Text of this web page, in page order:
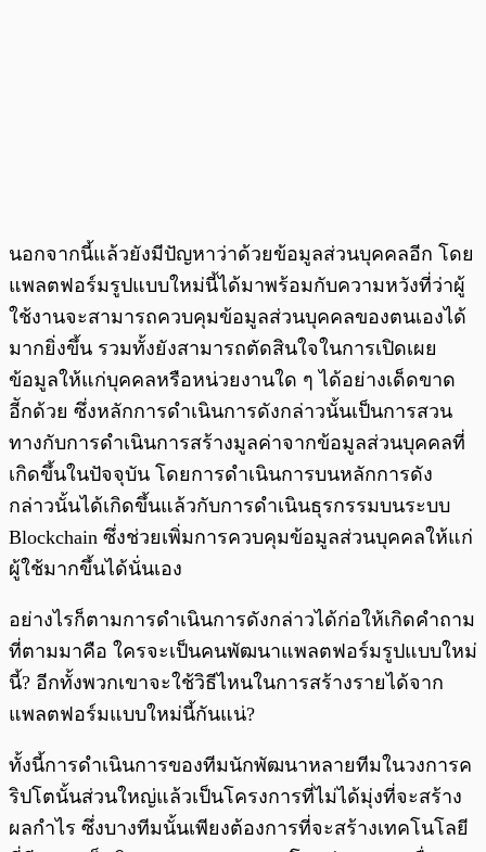
นอกจากนี้แล้วยังมีปัญหาว่าด้วยข้อมูลส่วนบุคคลอีก โดย
แพลตฟอร์มรูปแบบใหม่นี้ได้มาพร้อมกับความหวังที่ว่าผู้
ใช้งานจะสามารถควบคุมข้อมูลส่วนบุคคลของตนเองได้
มากยิ่งขึ้น รวมทั้งยังสามารถตัดสินใจในการเปิดเผย
ข้อมูลให้แก่บุคคลหรือหน่วยงานใด ๆ ได้อย่างเด็ดขาด
อีักด้วย ซึ่งหลักการดำเนินการดังกล่าวนั้นเป็นการสวน
ทางกับการดำเนินการสร้างมูลค่าจากข้อมูลส่วนบุคคลที่
เกิดขึ้นในปัจจุบัน โดยการดำเนินการบนหลักการดัง
กล่าวนั้นได้เกิดขึ้นแล้วกับการดำเนินธุรกรรมบนระบบ
Blockchain ซึ่งช่วยเพิ่มการควบคุมข้อมูลส่วนบุคคลให้แก่
ผู้ใช้มากขึ้นได้นั่นเอง
อย่างไรก็ตามการดำเนินการดังกล่าวได้ก่อให้เกิดคำถาม
ที่ตามมาคือ ใครจะเป็นคนพัฒนาแพลตฟอร์มรูปแบบใหม่
นี้? อีกทั้งพวกเขาจะใช้วิธีไหนในการสร้างรายได้จาก
แพลตฟอร์มแบบใหม่นี้กันแน่?
ทั้งนี้การดำเนินการของทีมนักพัฒนาหลายทีมในวงการค
ริปโตนั้นส่วนใหญ่แล้วเป็นโครงการที่ไม่ได้มุ่งที่จะสร้าง
ผลกำไร ซึ่งบางทีมนั้นเพียงต้องการที่จะสร้างเทคโนโลยี